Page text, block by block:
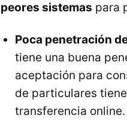
peores sistemas para
Poca penetración
tiene una buena
aceptación para
de particulares
transferencia online.